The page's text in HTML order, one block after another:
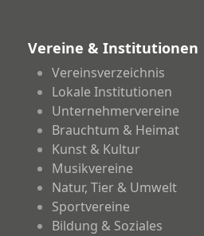
Vereine & Institutionen
Vereinsverzeichnis
Lokale Institutionen
Unternehmervereine
Brauchtum & Heimat
Kunst & Kultur
Musikvereine
Natur, Tier & Umwelt
Sportvereine
Bildung & Soziales